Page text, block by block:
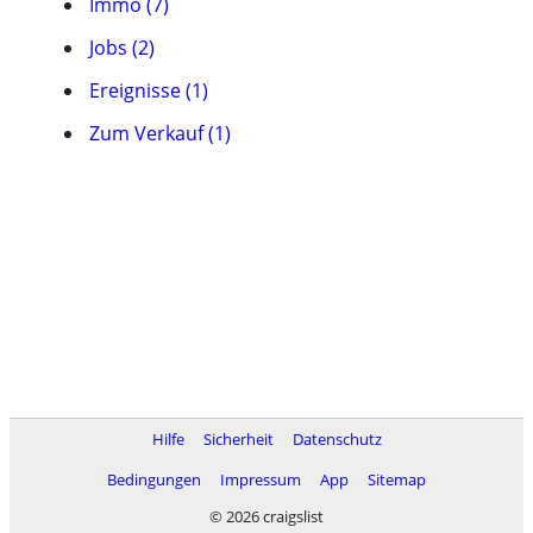
Jobs (2)
Ereignisse (1)
Zum Verkauf (1)
Hilfe Sicherheit
Datenschutz
Bedingungen
Impressum App
Sitemap
© 2026 craigslist